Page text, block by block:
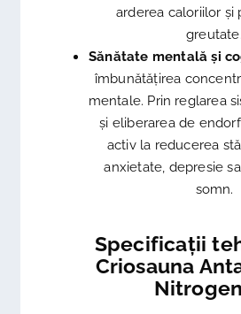
arderea caloriilor și
greutate.
Sănătate mentală și
îmbunătățirea
mentale. Prin reglarea
și eliberarea de
activ la reducerea
anxietate, depresie
somn.
Specificații
Criosauna
Nitrogen